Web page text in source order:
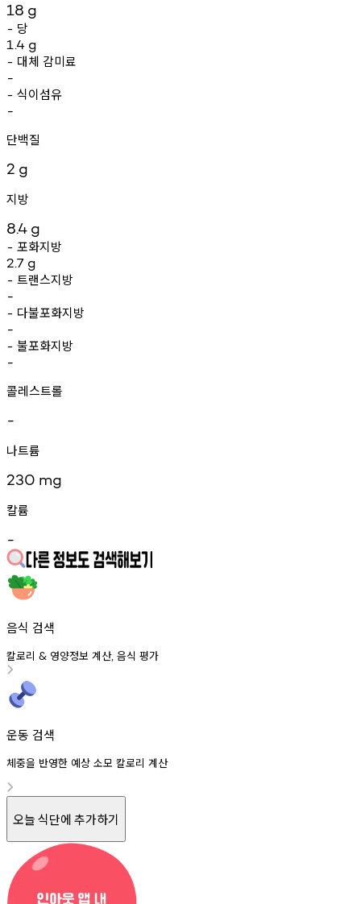
18 g
- 당
1.4 g
- 대체 감미료
-
- 식이섬유
-
단백질
2 g
지방
8.4 g
- 포화지방
2.7 g
- 트랜스지방
-
- 다불포화지방
-
- 불포화지방
-
콜레스트롤
-
나트륨
230 mg
칼륨
-
음식 검색
칼로리 & 영양정보 계산, 음식 평가
운동 검색
체중을 반영한 예상 소모 칼로리 계산
오늘 식단에 추가하기